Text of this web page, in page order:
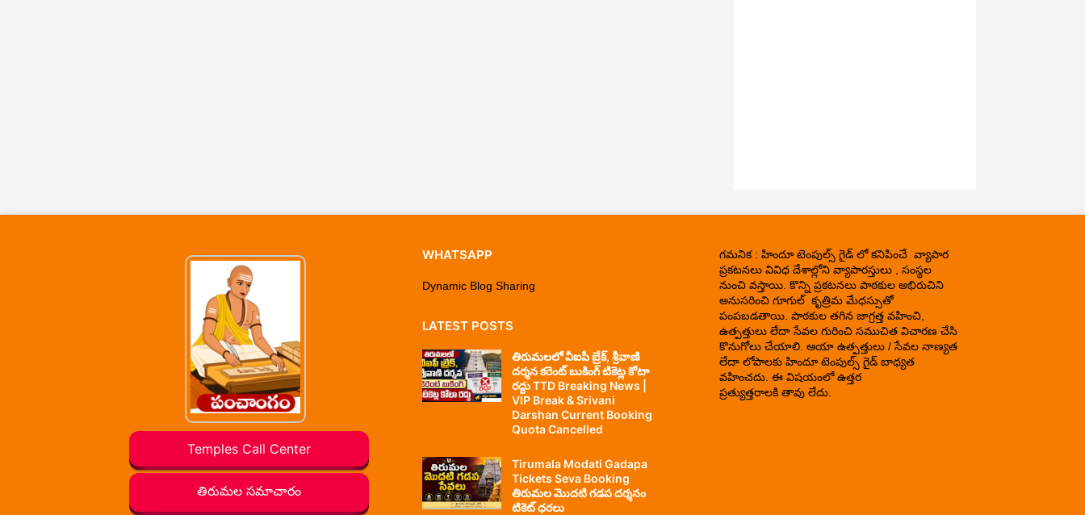
Temples Call Center
తిరుమల సమాచారం
WHATSAPP
Dynamic Blog Sharing
LATEST POSTS
తిరుమలలో వీఐపీ బ్రేక్, శ్రీవాణి
దర్శన కరెంట్ బుకింగ్ టికెట్ల కోటా
రద్దు TTD Breaking News |
VIP Break & Srivani
Darshan Current Booking
Quota Cancelled
Tirumala Modati Gadapa
Tickets Seva Booking
తిరుమల మొదటి గడప దర్శనం
టికెట్ ధరలు
గమనిక : హిందూ టెంపుల్స్ గైడ్ లో కనిపించే వ్యాపార
ప్రకటనలు వివిధ దేశాల్లోని వ్యాపారస్తులు , సంస్థల
నుంచి వస్తాయి. కొన్ని ప్రకటనలు పాఠకుల అభిరుచిని
అనుసరించి గూగుల్ కృత్రిమ మేధస్సుతో
పంపబడతాయి. పాఠకుల తగిన జాగ్రత్త వహించి,
ఉత్పత్తులు లేదా సేవల గురించి సముచిత విచారణ చేసి
కొనుగోలు చేయాలి. ఆయా ఉత్పత్తులు / సేవల నాణ్యత
లేదా లోపాలకు హిందూ టెంపుల్స్ గైడ్ బాధ్యత
వహించదు. ఈ విషయంలో ఉత్తర
ప్రత్యుత్తరాలకి తావు లేదు.